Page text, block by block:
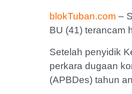
blokTuban.com –
BU (41) terancam
Setelah penyidik
perkara dugaan
(APBDes) tahun